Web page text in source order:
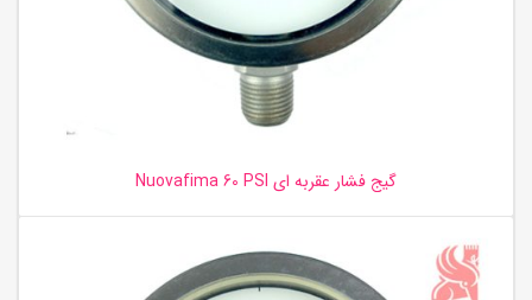
گیج فشار عقربه ای Nuovafima 60 PSI